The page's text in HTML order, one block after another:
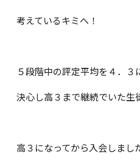
考えているキミへ！
５段階中の評定平均を４．３
決心し高３まで継続でいた生
高３になってから入会しまし